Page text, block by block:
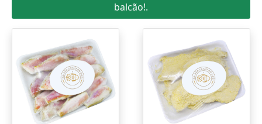
balcão!.